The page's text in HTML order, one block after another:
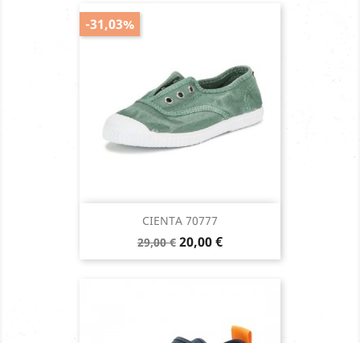
CIENTA 70777
Prix
de
29,00 € Prix
20,00 €
-31,03%